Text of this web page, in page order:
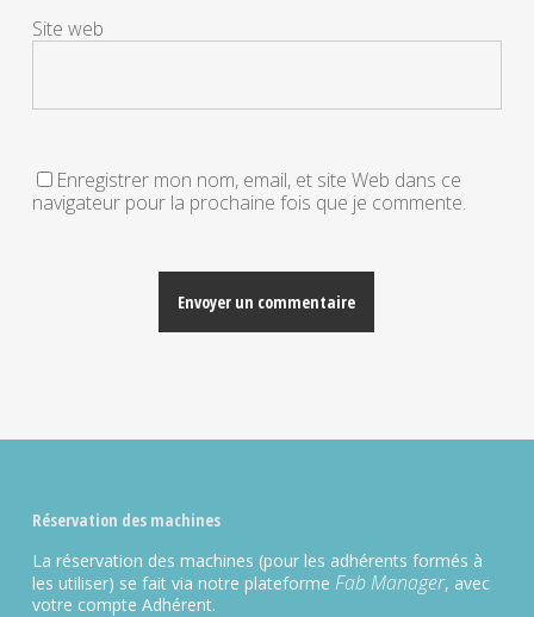
Site web
Enregistrer mon nom, email, et site Web dans ce
navigateur pour la prochaine fois que je commente.
Réservation des machines
La réservation des machines (pour les adhérents formés à
les utiliser) se fait via notre plateforme Fab Manager, avec
votre compte Adhérent.